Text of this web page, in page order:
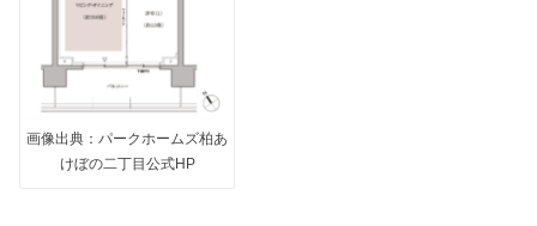
画像出典：パークホームズ柏あ
けぼの二丁目公式HP